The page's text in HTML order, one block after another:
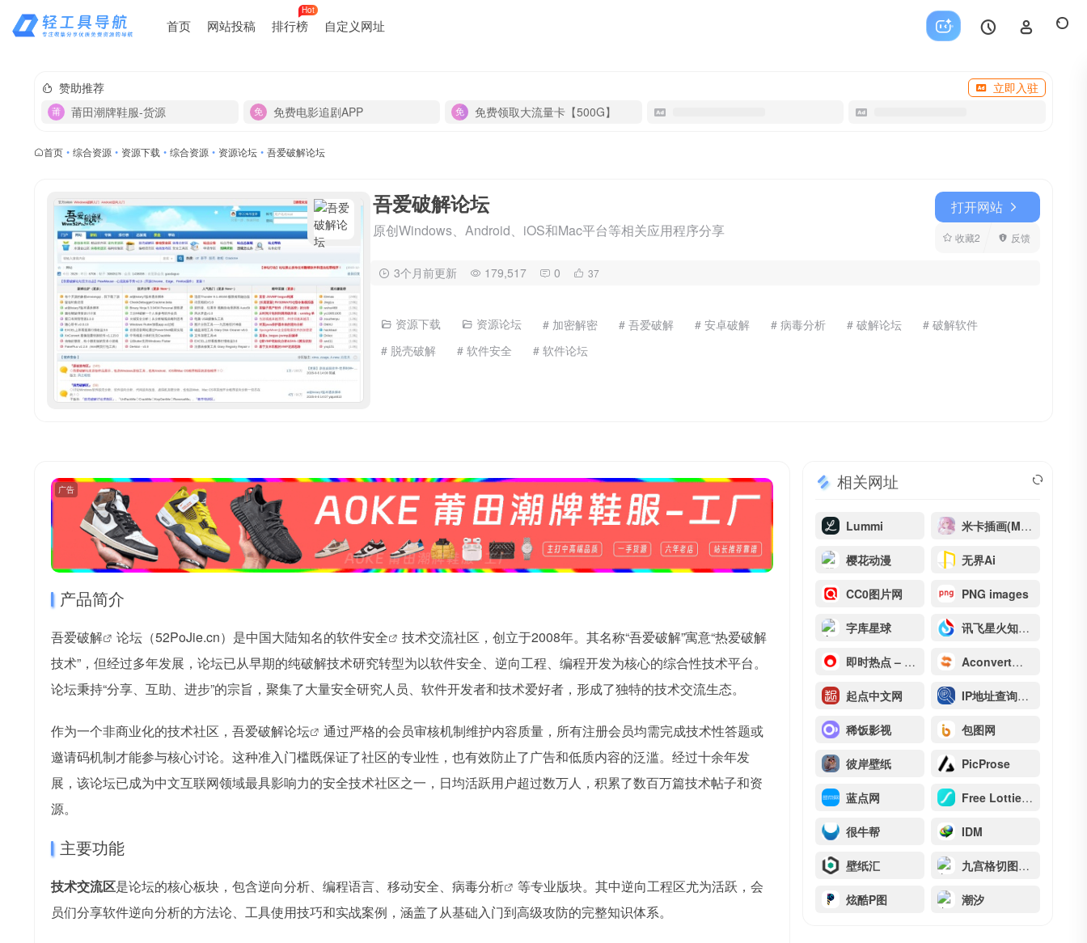
首页 网站投稿 排行榜
Hot
自定义网址
赞助推荐
立即入驻
莆田潮牌鞋服-货源
免费电影追剧APP 免费领取大流量卡【500G】
首页 • 综合资源 • 资源下载 • 综合资源 • 资源论坛 • 吾爱破解论坛
吾爱破解论坛
原创Windows、Android、iOS和Mac平台等相关应用程序分享
打开网站
收藏2 反馈
3个月前更新 179,517 0 37
资源下载 资源论坛 # 加密解密 # 吾爱破解 # 安卓破解 # 病毒分析 # 破解论坛
# 破解软件
# 脱壳破解
# 软件安全 # 软件论坛
广告
产品简介
吾爱破解 论坛（52PoJie.cn）是中国大陆知名的软件安全
技术交流社区，创立于2008年。其名称“吾爱破解”寓意“热爱破解
技术”，但经过多年发展，论坛已从早期的纯破解技术研究转型为以软件安全、逆向工程、编程开发为核心的综合性技术平台。
论坛秉持“分享、互助、进步”的宗旨，聚集了大量安全研究人员、软件开发者和技术爱好者，形成了独特的技术交流生态。
作为一个非商业化的技术社区，吾爱破解论坛
通过严格的会员审核机制维护内容质量，所有注册会员均需完成技术性答题或
邀请码机制才能参与核心讨论。这种准入门槛既保证了社区的专业性，也有效防止了广告和低质内容的泛滥。经过十余年发
展，该论坛已成为中文互联网领域最具影响力的安全技术社区之一，日均活跃用户超过数万人，积累了数百万篇技术帖子和资
源。
主要功能
技术交流区是论坛的核心板块，包含逆向分析、编程语言、移动安全、 病毒分析
等专业版块。其中逆向工程区尤为活跃，会
员们分享软件逆向分析的方法论、工具使用技巧和实战案例，涵盖了从基础入门到高级攻防的完整知识体系。
相关网址
Lummi 米卡插画(MIKAGOGO)
樱花动漫 无界Ai
CC0图片网 PNG images
字库星球 讯飞星火知识库文档问答
即时热点 – 正在发生的事 Aconvert文档转换
起点中文网 IP地址查询工具
稀饭影视 包图网
彼岸壁纸 PicProse
蓝点网 Free Lottie Animation Files
很牛帮 IDM
壁纸汇 九宫格切图（精简版）
炫酷P图 潮汐